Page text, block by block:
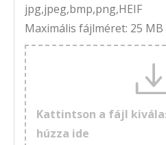
jpg,jpeg,bmp,png,HEIF
Maximális fájlméret: 25 MB
Kattintson a fájl
húzza ide